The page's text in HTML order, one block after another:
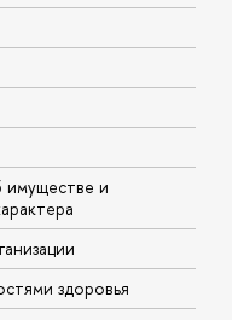
имуществе и
здоровья